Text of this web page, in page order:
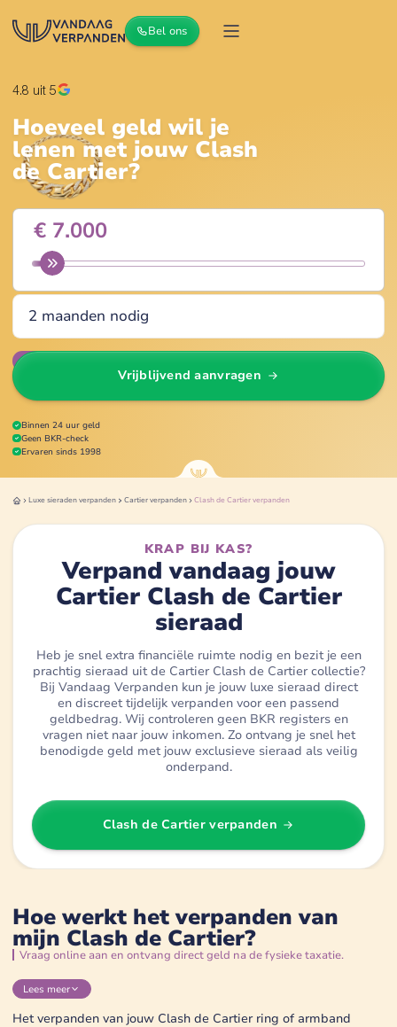
Bel ons
4.8 uit 5
Hoeveel geld wil je
lenen met jouw Clash
de Cartier?
Wijzig
Vrijblijvend aanvragen
Binnen 24 uur geld
Geen BKR-check
Ervaren sinds 1998
Luxe sieraden verpanden Cartierverpanden Clash de Cartier verpanden
KRAP BIJ KAS?
Verpand vandaag jouw
Cartier Clash de Cartier
sieraad
Heb je snel extra financiële ruimte nodig en bezit je een
prachtig sieraad uit de Cartier Clash de Cartier collectie?
Bij Vandaag Verpanden kun je jouw luxe sieraad direct
en discreet tijdelijk verpanden voor een passend
geldbedrag. Wij controleren geen BKR registers en
vragen niet naar jouw inkomen. Zo ontvang je snel het
benodigde geld met jouw exclusieve sieraad als veilig
onderpand.
Clash de Cartier verpanden
Hoe werkt het verpanden van
mijn Clash de Cartier?
Vraag online aan en ontvang direct geld na de fysieke taxatie.
Lees meer
Het verpanden van jouw Clash de Cartier ring of armband